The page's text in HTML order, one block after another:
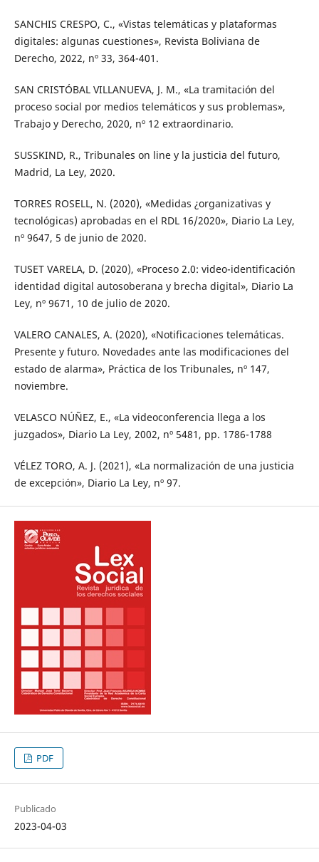
SANCHIS CRESPO, C., «Vistas telemáticas y plataformas
digitales: algunas cuestiones», Revista Boliviana de
Derecho, 2022, nº 33, 364-401.
SAN CRISTÓBAL VILLANUEVA, J. M., «La tramitación del
proceso social por medios telemáticos y sus problemas»,
Trabajo y Derecho, 2020, nº 12 extraordinario.
SUSSKIND, R., Tribunales on line y la justicia del futuro,
Madrid, La Ley, 2020.
TORRES ROSELL, N. (2020), «Medidas ¿organizativas y
tecnológicas) aprobadas en el RDL 16/2020», Diario La Ley,
nº 9647, 5 de junio de 2020.
TUSET VARELA, D. (2020), «Proceso 2.0: video-identificación
identidad digital autosoberana y brecha digital», Diario La
Ley, nº 9671, 10 de julio de 2020.
VALERO CANALES, A. (2020), «Notificaciones telemáticas.
Presente y futuro. Novedades ante las modificaciones del
estado de alarma», Práctica de los Tribunales, nº 147,
noviembre.
VELASCO NÚÑEZ, E., «La videoconferencia llega a los
juzgados», Diario La Ley, 2002, nº 5481, pp. 1786-1788
VÉLEZ TORO, A. J. (2021), «La normalización de una justicia
de excepción», Diario La Ley, nº 97.
PDF
Publicado
2023-04-03